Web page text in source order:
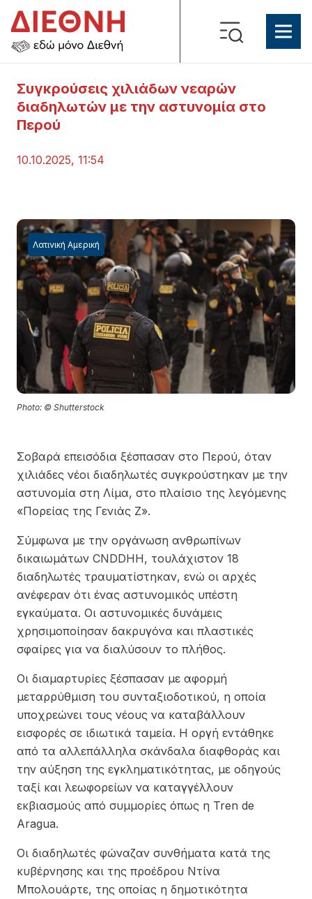
Συγκρούσεις χιλιάδων νεαρών
διαδηλωτών με την αστυνομία στο
Περού
10.10.2025, 11:54
Photo: © Shutterstock
Λατινική Αμερική
Σοβαρά επεισόδια ξέσπασαν στο Περού, όταν
χιλιάδες νέοι διαδηλωτές συγκρούστηκαν με την
αστυνομία στη Λίμα, στο πλαίσιο της λεγόμενης
«Πορείας της Γενιάς Ζ».
Σύμφωνα με την οργάνωση ανθρωπίνων
δικαιωμάτων CNDDHH, τουλάχιστον 18
διαδηλωτές τραυματίστηκαν, ενώ οι αρχές
ανέφεραν ότι ένας αστυνομικός υπέστη
εγκαύματα. Οι αστυνομικές δυνάμεις
χρησιμοποίησαν δακρυγόνα και πλαστικές
σφαίρες για να διαλύσουν το πλήθος.
Οι διαμαρτυρίες ξέσπασαν με αφορμή
μεταρρύθμιση του συνταξιοδοτικού, η οποία
υποχρεώνει τους νέους να καταβάλλουν
εισφορές σε ιδιωτικά ταμεία. Η οργή εντάθηκε
από τα αλλεπάλληλα σκάνδαλα διαφθοράς και
την αύξηση της εγκληματικότητας, με οδηγούς
ταξί και λεωφορείων να καταγγέλλουν
εκβιασμούς από συμμορίες όπως η Tren de
Aragua.
Οι διαδηλωτές φώναζαν συνθήματα κατά της
κυβέρνησης και της προέδρου Ντίνα
Μπολουάρτε, της οποίας η δημοτικότητα